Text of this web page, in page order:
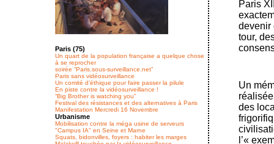
Paris
devenir
tour,
Un
des
l’«
Paris (75)
Un quart de la population française a quelque chose
à se reprocher
soirée “Paris.sous-surveillance.net”
Paris sans vidéosurveillance
Un comité d’éthique pour faire passer la pilule
En piste contre la vidéosurveillance !
“Big Brother is watching you”
Festival des résistances et des alternatives à Paris
Manifestation Mercredi 16 Novembre
Urbanisme
Mobilisation contre la méga usine de serveurs
"Campus IA" en Seine et Marne
Squats, bidonvilles, foyers : habiter les marges